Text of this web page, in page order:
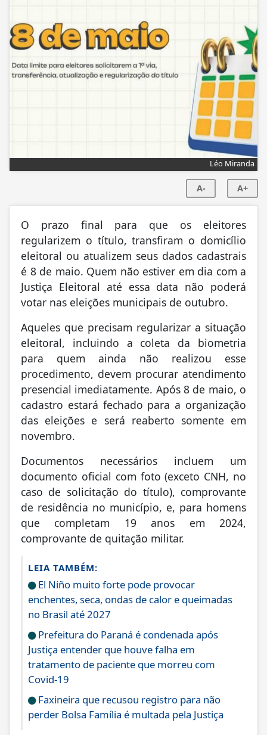
Léo Miranda
A- A+
O prazo final para que os eleitores
regularizem o título, transfiram o domicílio
eleitoral ou atualizem seus dados cadastrais
é 8 de maio. Quem não estiver em dia com a
Justiça Eleitoral até essa data não poderá
votar nas eleições municipais de outubro.
Aqueles que precisam regularizar a situação
eleitoral, incluindo a coleta da biometria
para quem ainda não realizou esse
procedimento, devem procurar atendimento
presencial imediatamente. Após 8 de maio, o
cadastro estará fechado para a organização
das eleições e será reaberto somente em
novembro.
Documentos necessários incluem um
documento oficial com foto (exceto CNH, no
caso de solicitação do título), comprovante
de residência no município, e, para homens
que completam 19 anos em 2024,
comprovante de quitação militar.
LEIA TAMBÉM:
El Niño muito forte pode provocar
enchentes, seca, ondas de calor e queimadas
no Brasil até 2027
Prefeitura do Paraná é condenada após
Justiça entender que houve falha em
tratamento de paciente que morreu com
Covid-19
Faxineira que recusou registro para não
perder Bolsa Família é multada pela Justiça